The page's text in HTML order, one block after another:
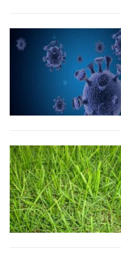
印章戒指或
的传统和
还未巩固的
之间长久的
心理分
中有一份长
荐